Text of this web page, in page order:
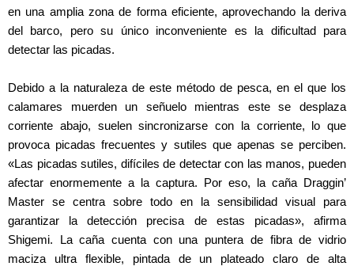
en una amplia zona de forma eficiente, aprovechando la deriva
del barco, pero su único inconveniente es la dificultad para
detectar las picadas.
Debido a la naturaleza de este método de pesca, en el que los
calamares muerden un señuelo mientras este se desplaza
corriente abajo, suelen sincronizarse con la corriente, lo que
provoca picadas frecuentes y sutiles que apenas se perciben.
«Las picadas sutiles, difíciles de detectar con las manos, pueden
afectar enormemente a la captura. Por eso, la caña Draggin’
Master se centra sobre todo en la sensibilidad visual para
garantizar la detección precisa de estas picadas», afirma
Shigemi. La caña cuenta con una puntera de fibra de vidrio
maciza ultra flexible, pintada de un plateado claro de alta